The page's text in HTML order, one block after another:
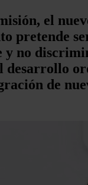
el
pretende
y no
desarrollo
de